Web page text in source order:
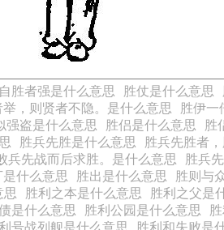
胜者强是什么意思 胜仗是什么意思
，则贤者不隐。是什么意思
胜伊一
强盗是什么意思 胜侣是什么意思 胜
胜兵先胜是什么意思 胜兵先胜者
兵先战而后求胜。是什么意思
胜兵
是什么意思 胜出是什么意思 胜则与
思 胜利之本是什么意思 胜利之父是
是什么意思 胜利公园是什么意思
号战列舰是什么意思 胜利和失败是